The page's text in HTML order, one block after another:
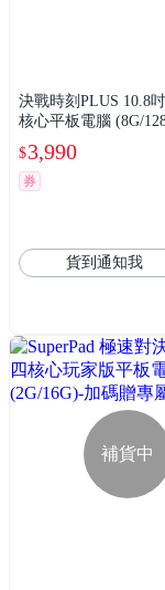
決戰時刻PLUS 10.8
核心平板電腦 (8G/
$3,990
券
貨到通知我
補貨中